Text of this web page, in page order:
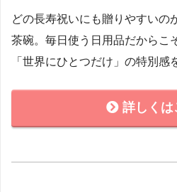
どの長寿祝いにも贈りやすいの
茶碗。毎日使う日用品だからこ
「世界にひとつだけ」の特別感
詳しくは